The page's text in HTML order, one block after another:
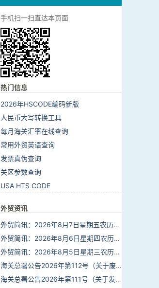
手机扫一扫直达本页面
热门信息
2026年HSCODE编码新版
人民币大写转换工具
每月海关汇率在线查询
常用外贸英语查询
发票真伪查询
关区参数查询
USA HTS CODE
外贸资讯
外贸简讯：2026年8月7日星期五农历六月廿五
外贸简讯：2026年8月6日星期四农历六月廿四
外贸简讯：2026年8月5日星期三农历六月廿三
海关总署公告2026年第112号（关于废止部分卫生检疫类规范性文件的公告）
海关总署公告2026年第111号（关于发布《进出境动植物检疫处理监督管理工作规定》《进出境卫生处理监督管理工作规定》的公告）